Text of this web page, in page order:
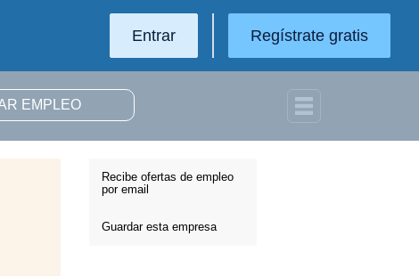
Entrar Regístrate gratis
Recibe ofertas de empleo
por email
Guardar esta empresa